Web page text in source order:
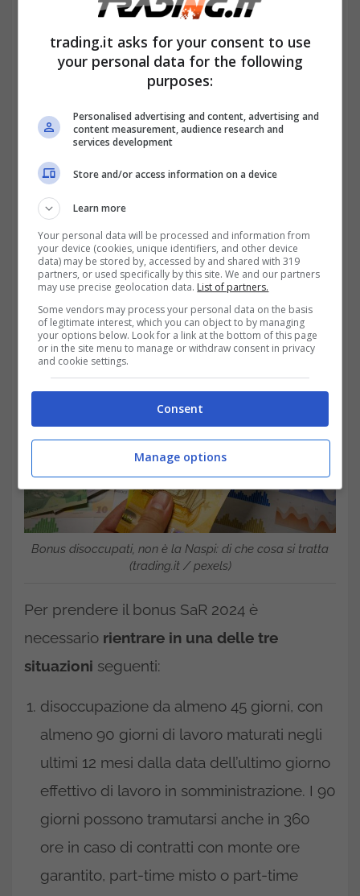
l’utilizzatore e l’agenzia per il lavoro, che è il
Bonus disoccupati, non è la Naspi: di che cosa si tratta
(trading.it / pexels)
Per prendere il bonus SaR 2024 è
necessario rientrare in una delle tre
situazioni seguenti:
disoccupazione da almeno 45 giorni, con
almeno 90 giorni di lavoro maturati negli
ultimi 12 mesi dalla data dell’ultimo giorno
effettivo di lavoro in somministrazione. I 90
giorni possono tramutarsi anche in 360
ore in caso di contratti con monte ore
garantito, part-time misto o part-time
trading.it asks for your consent to use
your personal data for the following
purposes:
Personalised advertising and content, advertising and
content measurement, audience research and
services development
Store and/or access information on a device
Learn more
Your personal data will be processed and information from
your device (cookies, unique identifiers, and other device
data) may be stored by, accessed by and shared with 319
partners, or used specifically by this site. We and our partners
may use precise geolocation data. List of partners.
Some vendors may process your personal data on the basis
of legitimate interest, which you can object to by managing
your options below. Look for a link at the bottom of this page
or in the site menu to manage or withdraw consent in privacy
and cookie settings.
Consent
Manage options